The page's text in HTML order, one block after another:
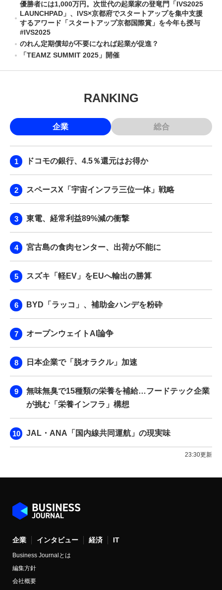
優勝者には1,000万円。次世代の起業家の登竜門「IVS2025
LAUNCHPAD」、IVS×京都府でスタートアップを集中支援
するアワード「スタートアップ京都国際賞」を今年も授与
#IVS2025
のれん定期償却が不要になれば起業が促進？
「TEAMZ SUMMIT 2025」開催
RANKING
企業 総合
ドコモの銀行、4.5％還元はお得か
スペースX「宇宙インフラ三位一体」戦略
東電、経常利益89%減の衝撃
宮古島の食肉センター、出荷が不能に
スズキ「軽EV」をEUへ輸出の勝算
BYD「ラッコ」、補助金ハンデを粉砕
オープンウェイトAI論争
日本企業で「脱オラクル」加速
無味無臭で15種類の栄養を補給…フードテック企業
が挑む「栄養インフラ」構想
JAL・ANA「国内線共同運航」の現実味
23:30更新
企業 インタビュー 経済 IT
Business Journalとは
編集方針
会社概要